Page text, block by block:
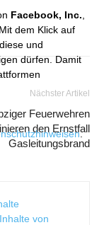
Facebook, Inc.
dem Klick auf
und
dürfen. Damit
.
Nächster Artikel
Feuerwehren
den Ernstfall
Gasleitungsbrand
von